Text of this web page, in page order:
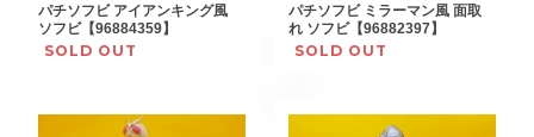
パチソフビ アイアンキング風
ソフビ【96884359】
SOLD OUT
パチソフビ ミラーマン風 面取
れ ソフビ【96882397】
SOLD OUT